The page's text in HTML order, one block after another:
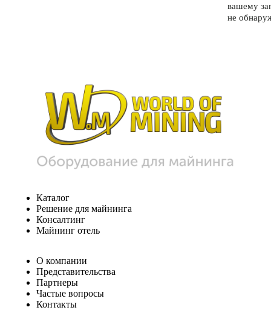
вашему
не
Каталог
Решение для майнинга
Консалтинг
Майнинг отель
О компании
Представительства
Партнеры
Частые вопросы
Контакты